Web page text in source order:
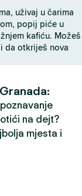
uživaj u čarima
popij piće u
kafiću. Možeš
da otkriješ nova
na dejt?
mjesta i